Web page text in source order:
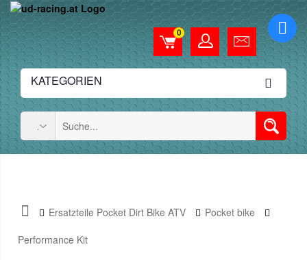
KATEGORIEN
0
Ersatzteile Pocket Dirt Bike ATV
Pocket bike
Performance Kit